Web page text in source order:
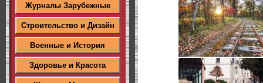
Журналы Зарубежные
Строительство и Дизайн
Военные и История
Здоровье и Красота